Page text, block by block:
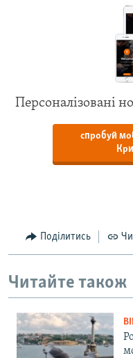
Персоналізовані
спробуй
Поділитись
Читайте також